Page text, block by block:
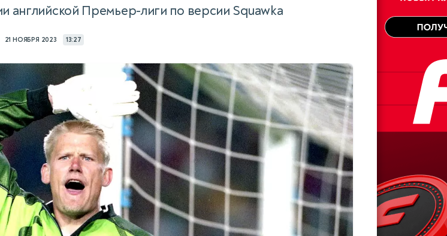
английской Премьер-лиги по версии Squawka
21 НОЯБРЯ 2023 13:27